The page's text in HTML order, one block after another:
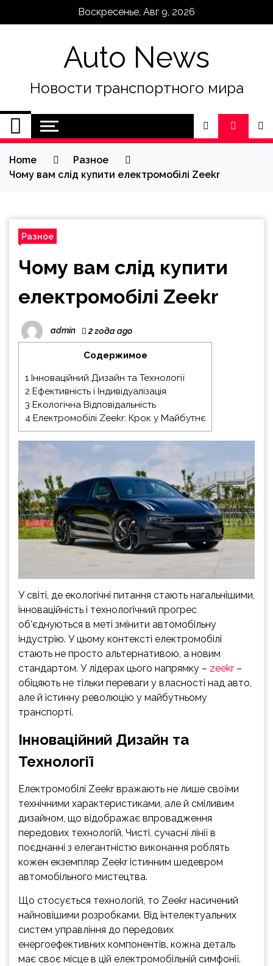
Воскресенье, Авг 9, 2026
Auto News
Новости транспортного мира
Home
Разное
Чому вам слід купити електромобілі Zeekr
Разное
Чому вам слід купити
електромобілі Zeekr
admin 2 года ago
Содержимое
1 Інноваційний Дизайн та Технології
2 Ефективність і Індивідуалізація
3 Екологічна Відповідальність
4 Електромобілі Zeekr: Крок у Майбутнє
У світі, де екологічні питання стають нагальнішими,
інноваційність і технологічний прогрес
об’єднуються в меті змінити автомобільну
індустрію. У цьому контексті електромобілі
стають не просто альтернативою, а новим
стандартом. У лідерах цього напрямку – zeekr –
обіцяють не тільки переваги у власності над авто,
але й істинну революцію у майбутньому
транспорті.
Інноваційний Дизайн та
Технології
Електромобілі Zeekr вражають не лише своїми
технічними характеристиками, але й сміливим
дизайном, що відображає впровадження
передових технологій. Чисті, сучасні лінії в
поєднанні з елегантністю виконання роблять
кожен екземпляр Zeekr істинним шедевром
автомобільного мистецтва.
Що стосується технологій, то Zeekr насичений
найновішими розробками. Від інтелектуальних
систем управління до передових
енергоефективних компонентів, кожна деталь
має своє місце в цій електромобільній симфонії.